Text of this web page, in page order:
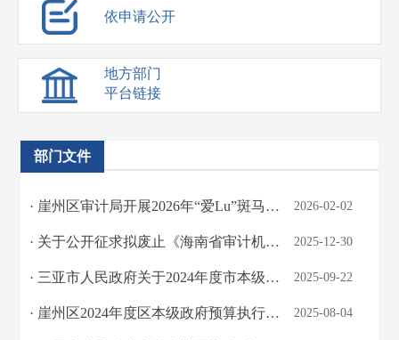
依申请公开
地方部门
平台链接
部门文件
· 崖州区审计局开展2026年“爱Lu”斑马线文明志愿服务活动 2026-02-02
· 关于公开征求拟废止《海南省审计机关审计结果公开办法》的公告 2025-12-30
· 三亚市人民政府关于2024年度市本级预算执行和其他财政收支的审计工作报告 2025-09-22
· 崖州区2024年度区本级政府预算执行情况和决算草案审计报告 2025-08-04